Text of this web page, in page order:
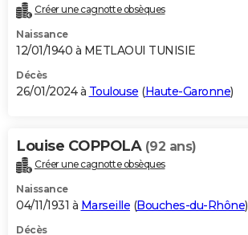
Créer une cagnotte obsèques
Naissance
12/01/1940 à METLAOUI TUNISIE
Décès
26/01/2024 à Toulouse (Haute-Garonne)
Louise COPPOLA (92 ans)
Créer une cagnotte obsèques
Naissance
04/11/1931 à Marseille (Bouches-du-Rhône)
Décès